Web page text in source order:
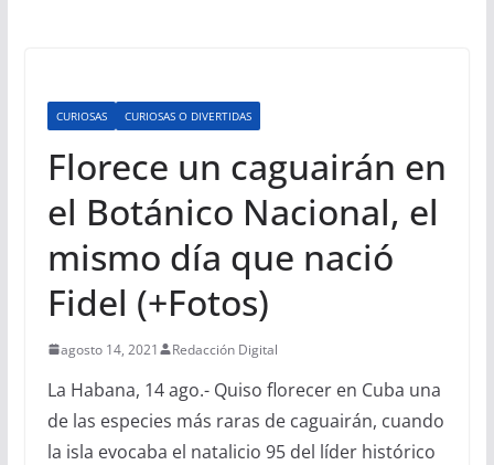
CURIOSAS CURIOSAS O DIVERTIDAS
Florece un caguairán en
el Botánico Nacional, el
mismo día que nació
Fidel (+Fotos)
agosto 14, 2021 Redacción Digital
La Habana, 14 ago.- Quiso florecer en Cuba una
de las especies más raras de caguairán, cuando
la isla evocaba el natalicio 95 del líder histórico